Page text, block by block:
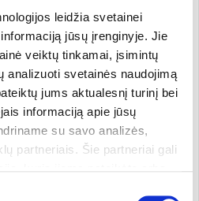
leidžia svetainei
jūsų įrenginyje. Jie
veiktų tinkamai, įsimintų
analizuoti svetainės naudojimą
jums aktualesnį turinį bei
informaciją apie jūsų
su savo analizės,
partneriais. Šie partneriai gali
Omega-3. Maisto papildas
Cytoplan 60 kaps.